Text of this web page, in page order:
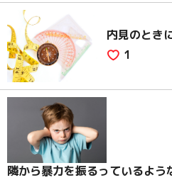
内見のとき
1
隣から暴力を振るっているよ